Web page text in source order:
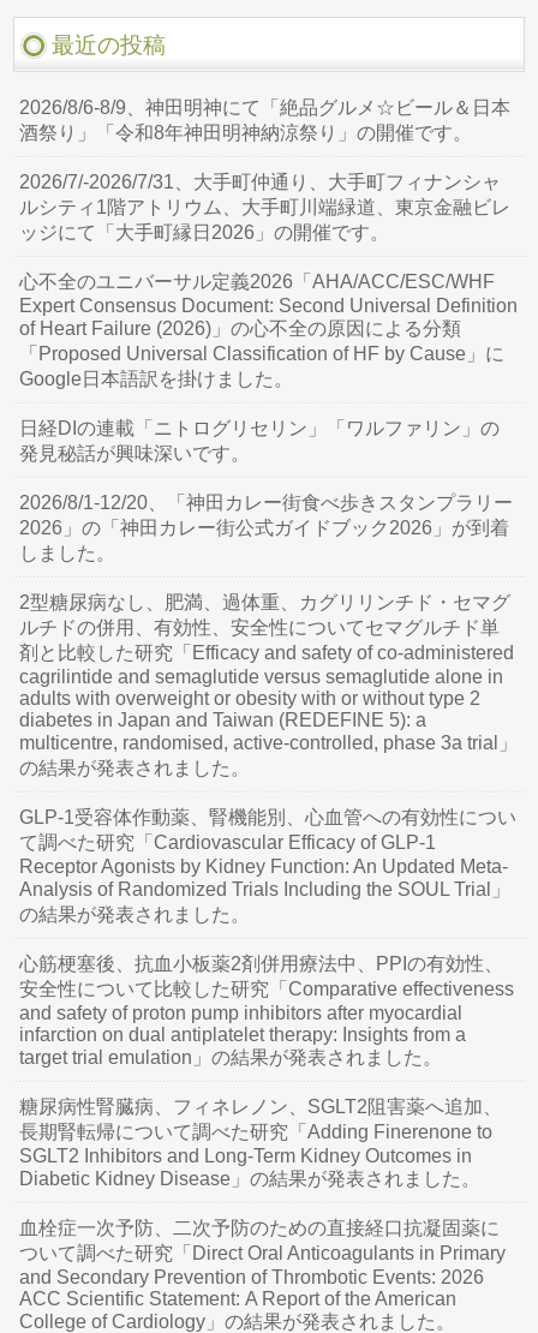
最近の投稿
2026/8/6-8/9、神田明神にて「絶品グルメ☆ビール＆日本
酒祭り」「令和8年神田明神納涼祭り」の開催です。
2026/7/-2026/7/31、大手町仲通り、大手町フィナンシャ
ルシティ1階アトリウム、大手町川端緑道、東京金融ビレ
ッジにて「大手町縁日2026」の開催です。
心不全のユニバーサル定義2026「AHA/ACC/ESC/WHF
Expert Consensus Document: Second Universal Definition
of Heart Failure (2026)」の心不全の原因による分類
「Proposed Universal Classification of HF by Cause」に
Google日本語訳を掛けました。
日経DIの連載「ニトログリセリン」「ワルファリン」の
発見秘話が興味深いです。
2026/8/1-12/20、「神田カレー街食べ歩きスタンプラリー
2026」の「神田カレー街公式ガイドブック2026」が到着
しました。
2型糖尿病なし、肥満、過体重、カグリリンチド・セマグ
ルチドの併用、有効性、安全性についてセマグルチド単
剤と比較した研究「Efficacy and safety of co-administered
cagrilintide and semaglutide versus semaglutide alone in
adults with overweight or obesity with or without type 2
diabetes in Japan and Taiwan (REDEFINE 5): a
multicentre, randomised, active-controlled, phase 3a trial」
の結果が発表されました。
GLP-1受容体作動薬、腎機能別、心血管への有効性につい
て調べた研究「Cardiovascular Efficacy of GLP-1
Receptor Agonists by Kidney Function: An Updated Meta-
Analysis of Randomized Trials Including the SOUL Trial」
の結果が発表されました。
心筋梗塞後、抗血小板薬2剤併用療法中、PPIの有効性、
安全性について比較した研究「Comparative effectiveness
and safety of proton pump inhibitors after myocardial
infarction on dual antiplatelet therapy: Insights from a
target trial emulation」の結果が発表されました。
糖尿病性腎臓病、フィネレノン、SGLT2阻害薬へ追加、
長期腎転帰について調べた研究「Adding Finerenone to
SGLT2 Inhibitors and Long-Term Kidney Outcomes in
Diabetic Kidney Disease」の結果が発表されました。
血栓症一次予防、二次予防のための直接経口抗凝固薬に
ついて調べた研究「Direct Oral Anticoagulants in Primary
and Secondary Prevention of Thrombotic Events: 2026
ACC Scientific Statement: A Report of the American
College of Cardiology」の結果が発表されました。